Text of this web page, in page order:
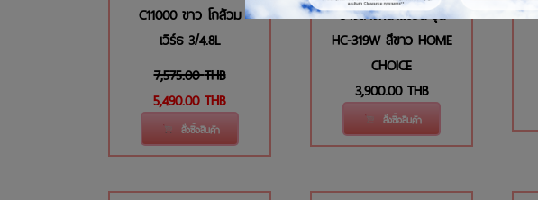
C11000 ขาว โถส้วม
เวิร์ธ 3/4.8L
7,575.00 THB
5,490.00THB
สั่งซื้อสินค้า
อ่างล้างหน้าแขวน รุ่น
HC-319W สีขาว HOME
CHOICE
3,900.00 THB
สั่งซื้อสินค้า